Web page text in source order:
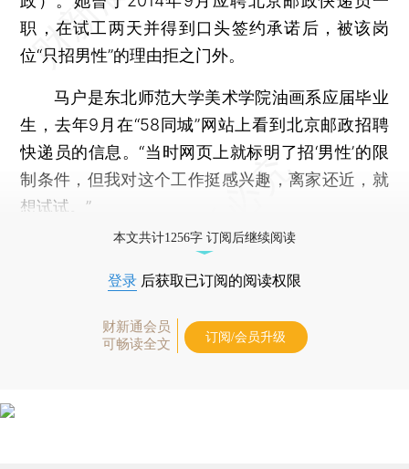
职，在试工两天并得到口头签约承诺后，被该岗
位“只招男性”的理由拒之门外。
马户是东北师范大学美术学院油画系应届毕业
生，去年9月在“58同城”网站上看到北京邮政招聘
快递员的信息。“当时网页上就标明了招‘男性’的限
制条件，但我对这个工作挺感兴趣，离家还近，就
想试试。”
本文共计1256字 订阅后继续阅读
登录 后获取已订阅的阅读权限
财新通会员
可畅读全文
订阅/会员升级